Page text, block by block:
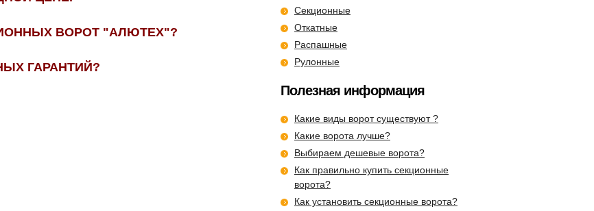
ВОРОТ "АЛЮТЕХ"?
ГАРАНТИЙ?
Секционные
Откатные
Распашные
Рулонные
Полезная информация
Какие виды ворот существуют ?
Какие ворота лучше?
Выбираем дешевые ворота?
Как правильно купить секционные
ворота?
Как установить секционные ворота?